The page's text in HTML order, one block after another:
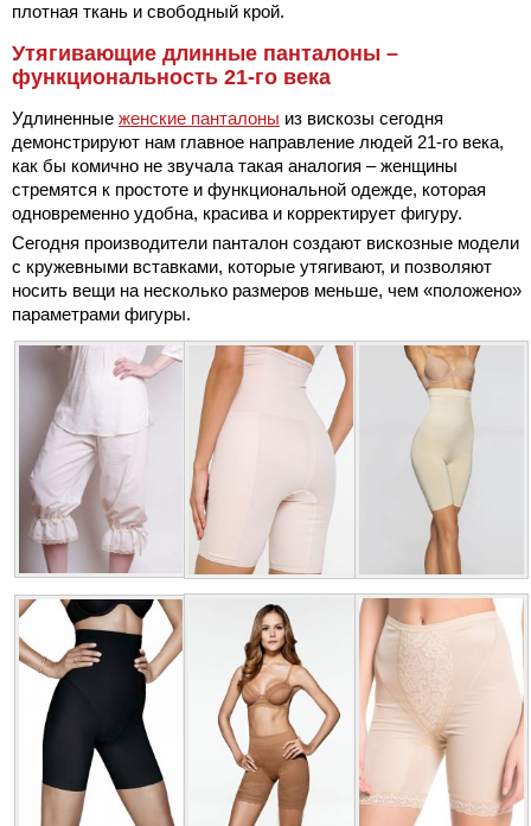
плотная ткань и свободный крой.
Утягивающие длинные панталоны –
функциональность 21-го века
Удлиненные женские панталоны из вискозы сегодня
демонстрируют нам главное направление людей 21-го века,
как бы комично не звучала такая аналогия – женщины
стремятся к простоте и функциональной одежде, которая
одновременно удобна, красива и корректирует фигуру.
Сегодня производители панталон создают вискозные модели
с кружевными вставками, которые утягивают, и позволяют
носить вещи на несколько размеров меньше, чем «положено»
параметрами фигуры.